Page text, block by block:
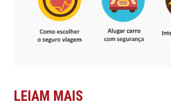
LEIAM MAIS